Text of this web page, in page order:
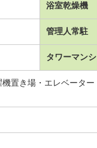
浴室乾燥機
管理人常駐
タワーマン
置き場・エレベータ